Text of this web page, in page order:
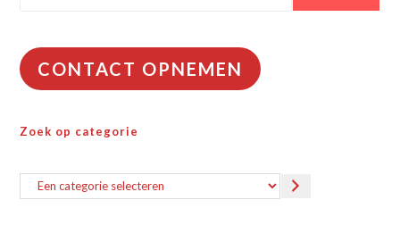
CONTACT OPNEMEN
Zoek op categorie
Een